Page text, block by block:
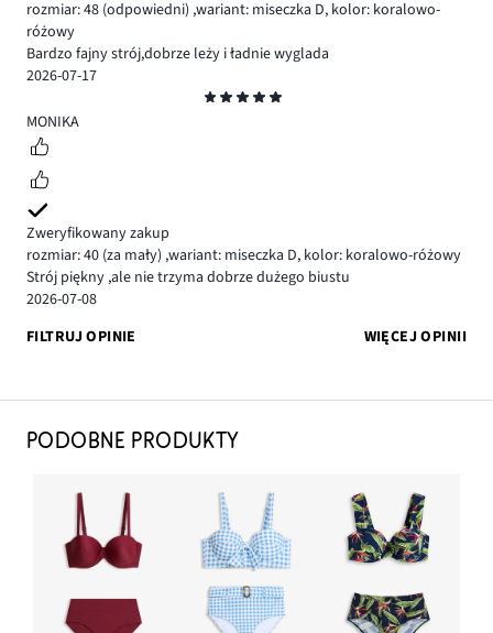
rozmiar: 48 (odpowiedni) ,wariant: miseczka D, kolor: koralowo-
różowy
Bardzo fajny strój,dobrze leży i ładnie wyglada
2026-07-17
5
MONIKA
Zweryfikowany zakup
rozmiar: 40 (za mały) ,wariant: miseczka D, kolor: koralowo-różowy
Strój piękny ,ale nie trzyma dobrze dużego biustu
2026-07-08
FILTRUJ OPINIE
WIĘCEJ OPINII
PODOBNE PRODUKTY